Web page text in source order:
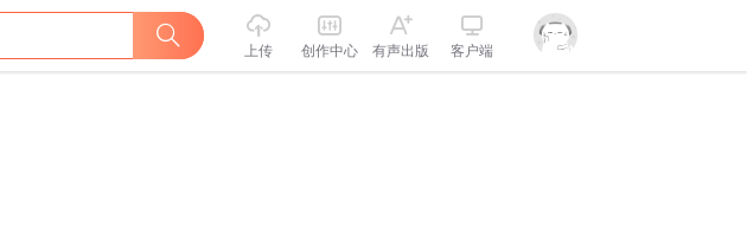
上传 创作中心 有声出版 客户端